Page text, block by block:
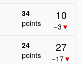
34
points
10
−3 ▼
24
points
27
−17▼